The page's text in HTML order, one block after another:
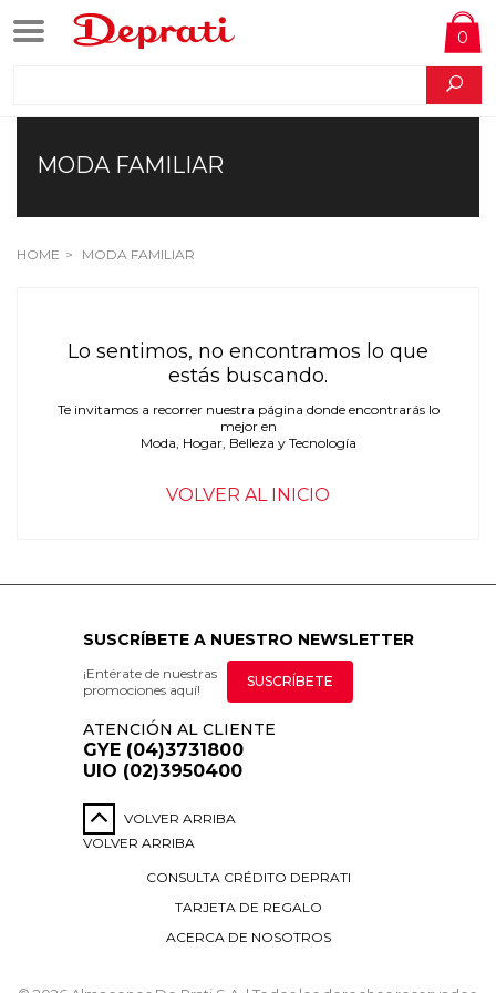
0
MODA FAMILIAR
HOME MODA FAMILIAR
Lo sentimos, no encontramos lo que
estás buscando.
Te invitamos a recorrer nuestra página donde encontrarás lo
mejor en
Moda, Hogar, Belleza y Tecnología
VOLVER AL INICIO
SUSCRÍBETE A NUESTRO NEWSLETTER
¡Entérate de nuestras
promociones aquí!
SUSCRÍBETE
ATENCIÓN AL CLIENTE
GYE (04)3731800
UIO (02)3950400
VOLVER ARRIBA
VOLVER ARRIBA
CONSULTA CRÉDITO DEPRATI
TARJETA DE REGALO
ACERCA DE NOSOTROS